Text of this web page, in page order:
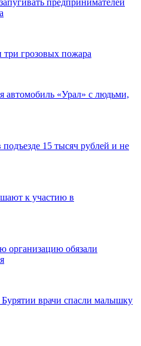
предпринимателей
грозовых пожара
автомобиль «Урал» с людьми,
15 тысяч рублей и не
к участию в
организацию обязали
врачи спасли малышку